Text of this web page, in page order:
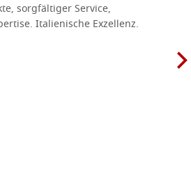
sorgfältiger Service,
Italienische Exzellenz.